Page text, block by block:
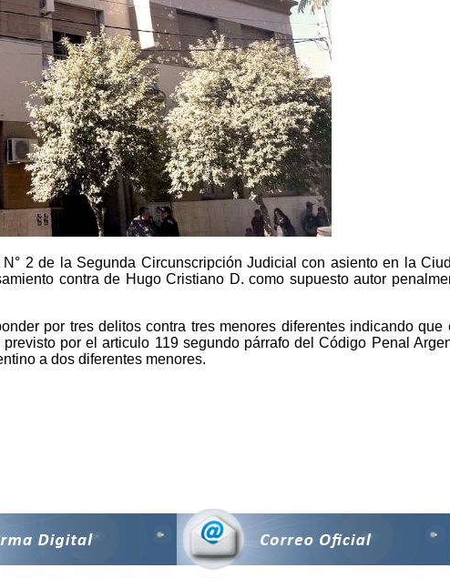
2 de la Segunda Circunscripción Judicial con asiento en la
contra de Hugo Cristiano D. como supuesto autor
por tres delitos contra tres menores diferentes indicando
por el articulo 119 segundo párrafo del Código Penal
a dos diferentes menores.